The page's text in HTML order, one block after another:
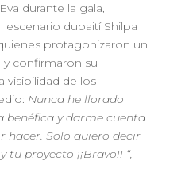
durante la gala,
escenario dubaití Shilpa
protagonizaron un
confirmaron su
visibilidad de los
Nunca he llorado
y darme cuenta
hacer. Solo quiero decir
proyecto ¡¡Bravo!! “,